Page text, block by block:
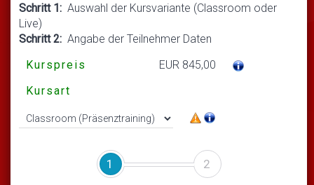
Schritt 1: Auswahl der Kursvariante (Classroom oder
Live)
Schritt 2: Angabe der Teilnehmer Daten
Kurspreis
EUR 845,00
Kursart
1 2